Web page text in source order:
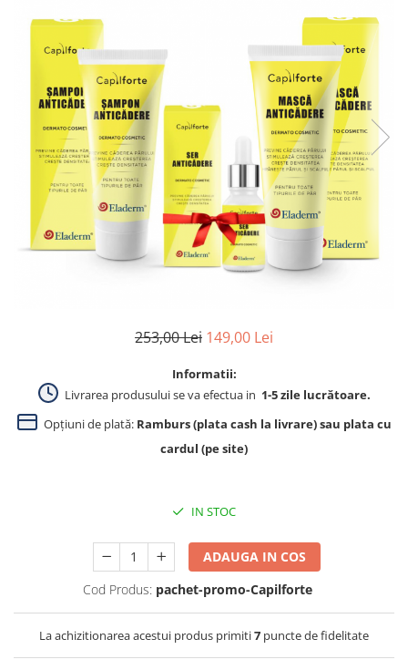
Produse Par si Scalp
Lotiuni tonice
Produse pentru curatare
Creme Emoliente
Creme cu Uree
Produse pentru pete pigmentare
Evidence skincare
Pachete
253,00 Lei 149,00 Lei
Informatii:
Livrarea produsului se va efectua in 1-5 zile lucrătoare.
Opțiuni de plată: Ramburs (plata cash la livrare) sau plata cu
cardul (pe site)
IN STOC
ADAUGA IN COS
Cod Produs: pachet-promo-Capilforte
La achizitionarea acestui produs primiti7 puncte de fidelitate